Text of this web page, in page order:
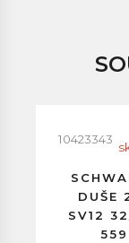
10423343
DUŠE
SV12
559